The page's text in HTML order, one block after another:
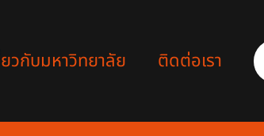
ยวกับมหาวิทยาลัย ติดต่อเรา